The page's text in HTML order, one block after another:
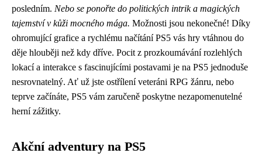
posledním. Nebo se ponořte do politických intrik a magických
tajemství v kůži mocného mága. Možnosti jsou nekonečné! Díky
ohromující grafice a rychlému načítání PS5 vás hry vtáhnou do
děje hlouběji než kdy dříve. Pocit z prozkoumávání rozlehlých
lokací a interakce s fascinujícími postavami je na PS5 jednoduše
nesrovnatelný. Ať už jste ostřílení veteráni RPG žánru, nebo
teprve začínáte, PS5 vám zaručeně poskytne nezapomenutelné
herní zážitky.
Akční adventury na PS5